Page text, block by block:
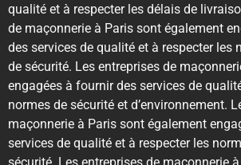
qualité et à respecter les délais de
de maçonnerie à Paris sont également
des services de qualité et à respecter les
de sécurité. Les entreprises de
engagées à fournir des services de
normes de sécurité et d’environnement.
maçonnerie à Paris sont également
services de qualité et à respecter les